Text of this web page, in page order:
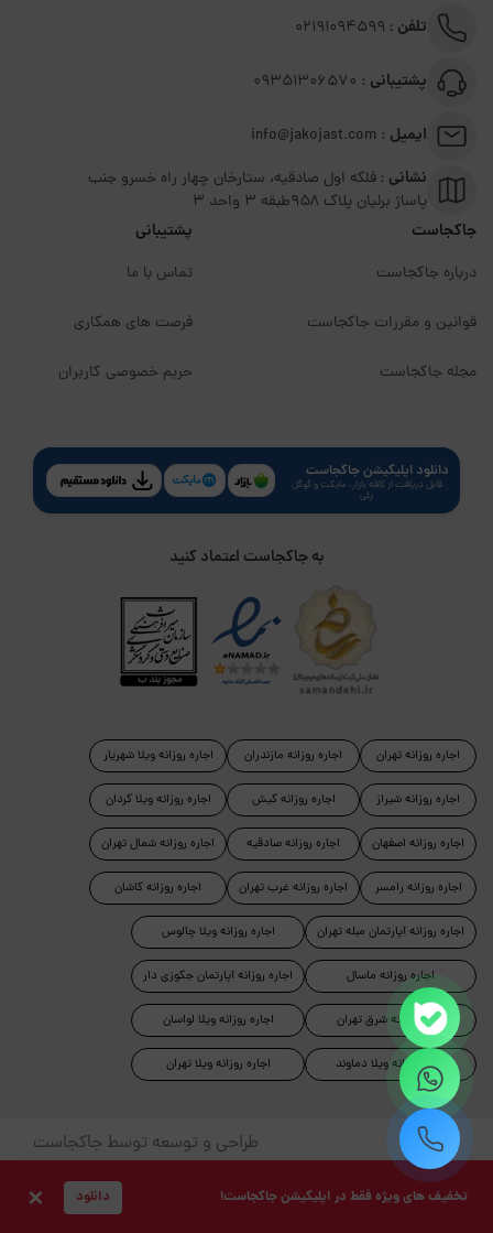
تلفن : 02191094599
پشتیبانی :
ایمیل :
نشانی :فلکه اول صادقیه، ستارخان چهار راه خسرو جنب
پاساژ برلیان پلاک ۹۵۸طبقه 3 واحد 3
جاکجاست
درباره جاکجاست
قوانین و مقررات جاکجاست
مجله جاکجاست
پشتیبانی
تماس با ما
فرصت های همکاری
حریم خصوصی کاربران
دانلود اپلیکیشن جاکجاست
قابل دریافت از کافه بازار، مایکت و گوگل
پلی
به جاکجاست اعتماد کنید
اجاره روزانه تهران
اجاره روزانه شیراز
اجاره روزانه اصفهان
اجاره روزانه رامسر
اجاره روزانه مازندران
اجاره روزانه کیش
اجاره روزانه صادقیه
اجاره روزانه غرب تهران
اجاره روزانه ویلا شهریار
اجاره روزانه ویلا کردان
اجاره روزانه شمال تهران
اجاره روزانه کاشان
اجاره روزانه آپارتمان مبله تهران
اجاره روزانه ماسال
اجاره روزانه شرق تهران
اجاره روزانه ویلا دماوند
اجاره روزانه ویلا چالوس
اجاره روزانه آپارتمان جکوزی دار
اجاره روزانه ویلا لواسان
اجاره روزانه ویلا تهران
طراحی و توسعه توسط جاکجاست
© کلیه حقوق این سایت محفوظ و متعلق به شرکت کیمیای سبز
حیات است.
تخفیف های ویژه فقط در اپلیکیشن جاکجاست! دانلود ×